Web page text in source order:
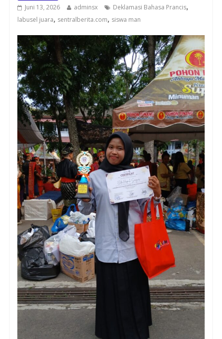
Juni 13, 2026
adminsx Deklamasi Bahasa Prancis,
labusel juara, sentralberita.com, siswa man